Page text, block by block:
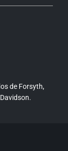
de Forsyth,